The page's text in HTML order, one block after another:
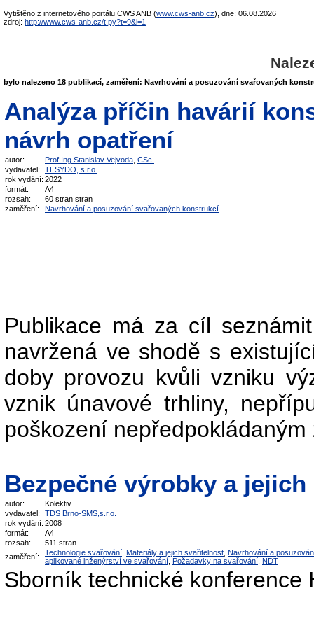
Vytištěno z internetového portálu CWS ANB (www.cws-anb.cz), dne: 06.08.2026
zdroj: http://www.cws-anb.cz/t.py?t=9&i=1
bylo nalezeno 18 publikací, zaměření: Navrhování a posuzování svařovaných
Analýza příčin havárií
návrh opatření
autor: Prof.Ing.Stanislav Vejvoda CSc.
vydavatel:
TESYDO, s.r.o.
rok vydání: 2022
formát:
A4
rozsah:
60 stran stran
zaměření:
Navrhování a posuzování svařovaných konstrukcí
Publikace má za cíl
navržená ve shodě s
doby provozu kvůli vzniku
vznik únavové trhliny,
poškození
Bezpečné výrobky a
autor:
Kolektiv
vydavatel:
TDS Brno-SMS,s.r.o.
rok vydání: 2008
formát:
A4
rozsah:
511 stran
zaměření:
Technologie svařování Materiály a jejich svařitelnost Navrhování a
aplikované inženýrství ve svařování Požadavky na svařování NDT
Sborník technické konference